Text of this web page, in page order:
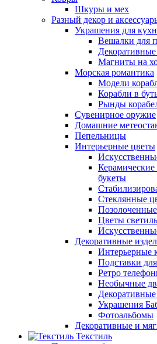
Шкуры и мех
Разный декор и
Украшения для
Вешалки для
Декоративные
Магниты на
Морская романтика
Модели
Корабли в
Рынды
Сувенирное оружие
Домашние
Пепельницы
Интерьерные цветы
букеты
Стеклянные
Цветы
Декоративные
Интерьерные
Подставки
Ретро
Необычные
Декоративные
Украшения
Фотоальбомы
Декоративные и
Текстиль